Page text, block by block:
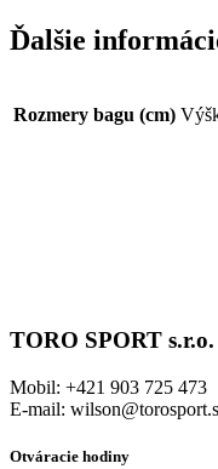
Ďalšie
Rozmery bagu (cm)
TORO SPORT s.r.o.
Mobil: +421 903 725 473
E-mail:
Otváracie hodiny